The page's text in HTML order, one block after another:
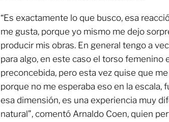
“Es exactamente lo que busco, esa
me gusta, porque yo mismo me dejo
producir mis obras. En general tengo a
para algo, en este caso el torso femenino
preconcebida, pero esta vez quise que
porque no me esperaba eso en la escala,
esa dimensión, es una experiencia muy
natural”, comentó Arnaldo Coen, quien